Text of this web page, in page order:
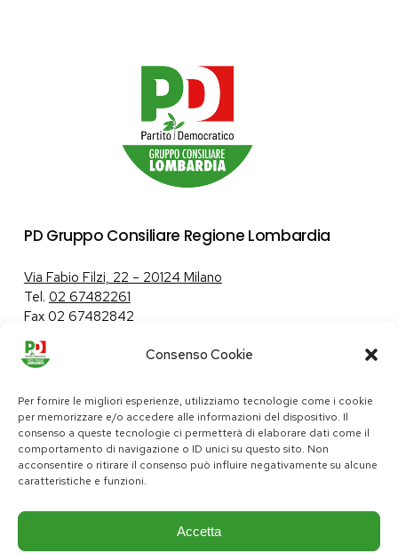
Consenso Cookie
Per fornire le migliori esperienze, utilizziamo tecnologie come i cookie
per memorizzare e/o accedere alle informazioni del dispositivo. Il
consenso a queste tecnologie ci permetterà di elaborare dati come il
comportamento di navigazione o ID unici su questo sito. Non
acconsentire o ritirare il consenso può influire negativamente su alcune
caratteristiche e funzioni.
Accetta
PD Gruppo Consiliare Regione Lombardia
Via Fabio Filzi, 22 – 20124 Milano
Tel. 02 67482261
Fax 02 67482842
Tutela dei dati personali|Politica sui cookie
pd@consiglio.regione.lombardia.it
ufficiostampa.pd@consiglio.regione.lombardia.it
Pagine Facebook Gruppo Consiliare PD LombardiaPagina Messenger Gruppo Consiliare PD LombardiaPagina Instagram Gruppo PD LombardiaPagina Youtube Gruppo PD Lombardia